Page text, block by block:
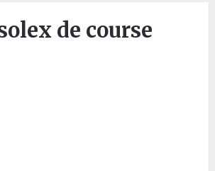
de course